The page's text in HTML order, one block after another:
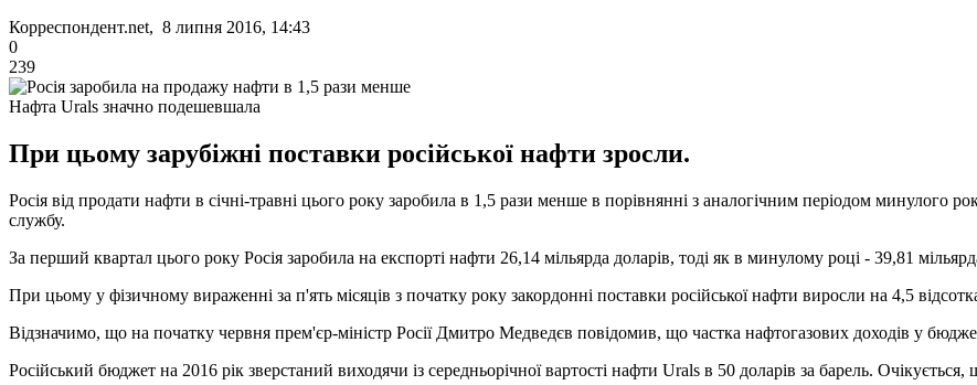
Корреспондент.net, 8 липня 2016, 14:43
0
239
Нафта Urals значно подешевшала
При цьому зарубіжні поставки російської нафти зросли.
Росія від продати нафти в січні-травні цього року заробила в 1,5 рази менше в порівнянні з аналогічним періодом минулого
службу.
За перший квартал цього року Росія заробила на експорті нафти 26,14 мільярда доларів, тоді як в минулому році - 39,81
При цьому у фізичному вираженні за п'ять місяців з початку року закордонні поставки російської нафти виросли на 4,5
Відзначимо, що на початку червня прем'єр-міністр Росії Дмитро Медведєв повідомив, що частка нафтогазових доходів у
Російський бюджет на 2016 рік зверстаний виходячи із середньорічної вартості нафти Urals в 50 доларів за барель.